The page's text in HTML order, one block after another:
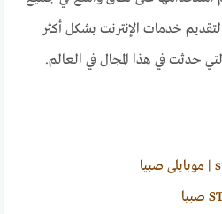
خدمات الإنترنت بشكل أكثر
حدثت في هذا المجال في العالم.